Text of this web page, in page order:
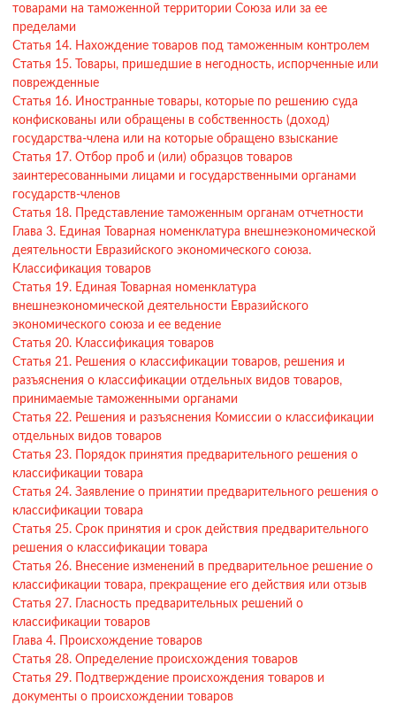
Мультимодальные перевозки
Негабаритные перевозки
Комплексные логистические решения
Страхование грузов
товарами на таможенной территории Союза или за ее
пределами
Статья 14. Нахождение товаров под таможенным контролем
Статья 15. Товары, пришедшие в негодность, испорченные или
поврежденные
Статья 16. Иностранные товары, которые по решению суда
конфискованы или обращены в собственность (доход)
государства-члена или на которые обращено взыскание
Статья 17. Отбор проб и (или) образцов товаров
заинтересованными лицами и государственными органами
государств-членов
Статья 18. Представление таможенным органам отчетности
Глава 3. Единая Товарная номенклатура внешнеэкономической
деятельности Евразийского экономического союза.
Классификация товаров
Статья 19. Единая Товарная номенклатура
внешнеэкономической деятельности Евразийского
экономического союза и ее ведение
Статья 20. Классификация товаров
Статья 21. Решения о классификации товаров, решения и
разъяснения о классификации отдельных видов товаров,
принимаемые таможенными органами
Статья 22. Решения и разъяснения Комиссии о классификации
отдельных видов товаров
Статья 23. Порядок принятия предварительного решения о
классификации товара
Статья 24. Заявление о принятии предварительного решения о
классификации товара
Статья 25. Срок принятия и срок действия предварительного
решения о классификации товара
Статья 26. Внесение изменений в предварительное решение о
классификации товара, прекращение его действия или отзыв
Статья 27. Гласность предварительных решений о
классификации товаров
Глава 4. Происхождение товаров
Статья 28. Определение происхождения товаров
Статья 29. Подтверждение происхождения товаров и
документы о происхождении товаров